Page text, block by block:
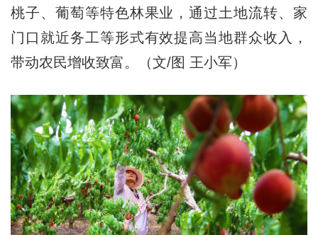
桃子、葡萄等特色林果业，通过土地流转、家
门口就近务工等形式有效提高当地群众收入，
带动农民增收致富。（文/图 王小军）